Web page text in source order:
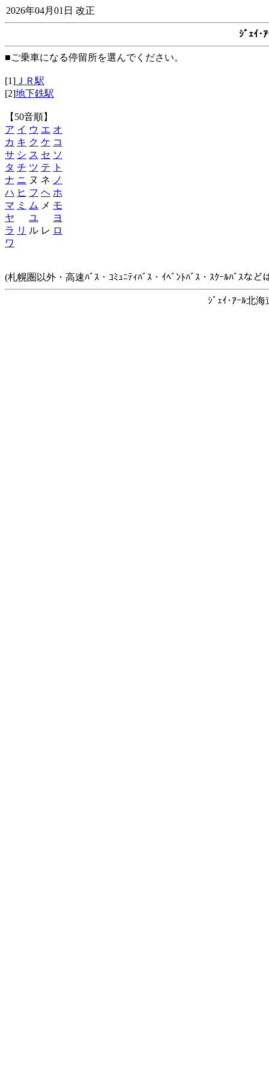
2026年04月01日 改正
ｼﾞｪｲ･
■ご乗車になる停留所を選んでください。
[1] ＪＲ駅
[2]地下鉄駅
【50音順】
ア イ ウ エ オ
カ キ ク ケ コ
サ シ ス セ ソ
タ チ ツ テ
ト
ナ ニ ヌ ネ ノ
ハ ヒ フ ヘ ホ
マ ミ ム メ モ
ヤ
ユ
ヨ
ラ リ ル レ ロ
ワ
(札幌圏以外・高速ﾊﾞｽ・ｺﾐｭﾆﾃｨﾊﾞｽ・ｲﾍﾞﾝﾄﾊﾞｽ・ｽｸｰﾙﾊﾞｽな
ｼﾞｪｲ･ｱｰﾙ北